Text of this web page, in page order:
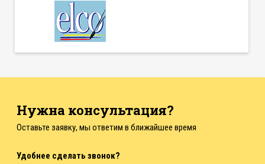
Нужна консультация?
Оставьте заявку, мы ответим в ближайшее время
Удобнее сделать звонок?